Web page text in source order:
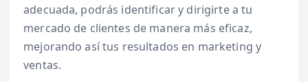
adecuada, podrás identificar y dirigirte a tu
mercado de clientes de manera más eficaz,
mejorando así tus resultados en marketing y
ventas.